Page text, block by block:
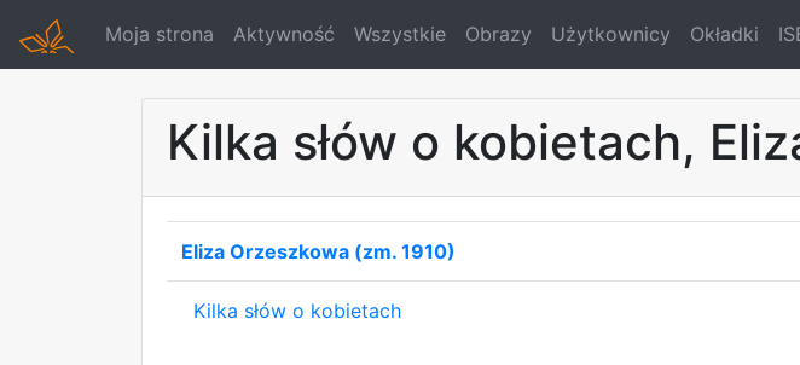
Moja strona Aktywność Wszystkie Obrazy Użytkownicy Okładki
Kilka słów o kobietach,
Eliza Orzeszkowa (zm. 1910)
Kilka słów o kobietach